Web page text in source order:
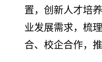
置，创新人才培
业发展需求，梳
合、校企合作，